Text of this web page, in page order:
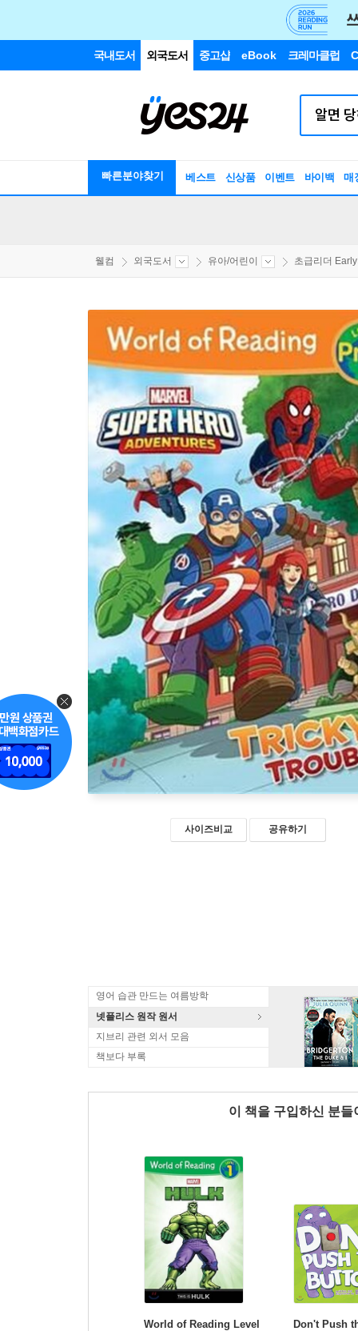
국내도서 외국도서 중고샵 eBook 크레마클럽
빠른분야찾기 베스트 신상품 이벤트 바이백 매
웰컴 외국도서 유아/어린이 초급리더
사이즈비교 공유하기
영어 습관 만드는 여름방학
넷플리스 원작 원서
지브리 관련 외서 모음
책보다 부록
이 책을 구입하신 분
World of Reading Level
Don't Push